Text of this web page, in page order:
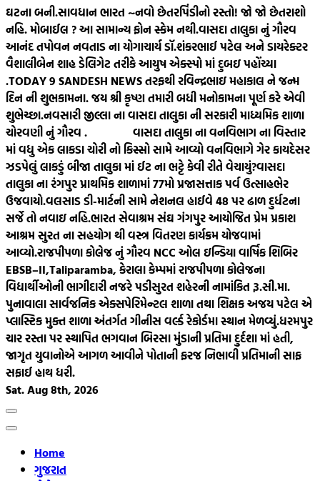
ઘટના બની.સાવધાન ભારત ~નવો છેતરપિંડીનો રસ્તો! જો જો છેતરાશો
નહિ. મોબાઈલ ? આ સામાન્ય ફોન સ્કેમ નથી.વાસદા તાલુકા નું ગૌરવ
આનંદ તપોવન નવતાડ ના યોગાચાર્ય ડૉ.શંકરભાઈ પટેલ અને ડાયરેક્ટર
વૈશાલીબેન શાહ ડેલિગેટ તરીકે આયુષ એક્સ્પો માં દુબઇ પહોંચ્યા
.TODAY 9 SANDESH NEWS તરફથી રવિન્દ્રભાઇ મહાકાલ ને જન્મ
દિન ની શુભકામના. જય શ્રી કૃષ્ણ તમારી બધી મનોકામના પૂર્ણ કરે એવી
શુભેચ્છા.નવસારી જીલ્લા ના વાસદા તાલુકા ની સરકારી માધ્યમિક શાળા
ચોરવણી નું ગૌરવ . વાસદા તાલુકા ના વનવિભાગ ના વિસ્તાર
માં વધુ એક લાકડા ચોરી નો કિસ્સો સામે આવ્યો વનવિભાગે ગેર કાયદેસર
ઝડપેલું લાકડું બીજા તાલુકા માં ઈટ ના ભટ્ટે કેવી રીતે વેચાયું?વાસદા
તાલુકા ના રંગપુર પ્રાથમિક શાળામાં 77મો પ્રજાસત્તાક પર્વ ઉત્સાહભેર
ઉજવાયો.વલસાડ ડી-માર્ટની સામે નેશનલ હાઈવે 48 પર ઢાળ દુર્ધટના
સર્જે તો નવાઇ નહિ.ભારત સેવાશ્રમ સંઘ ગંગપુર આયોજિત પ્રેમ પ્રકાશ
આશ્રમ સુરત ના સહયોગ થી વસ્ત્ર વિતરણ કાર્યક્રમ યોજવામાં
આવ્યો.રાજપીપળા કોલેજ નું ગૌરવ NCC ઓલ ઇન્ડિયા વાર્ષિક શિબિર
EBSB–II,Taliparamba, કેરાલા કેમ્પમાં રાજપીપળા કોલેજના
વિદ્યાર્થીઓની ભાગીદારી નજરે પડીસુરત શહેરની નામાંકિત રૂ.સી.મા.
પુનાવાલા સાર્વજનિક એક્સપેરિમેન્ટલ શાળા તથા શિક્ષક અજય પટેલ એ
પ્લાસ્ટિક મુક્ત શાળા અંતર્ગત ગીનીસ વર્લ્ડ રેકોર્ડમા સ્થાન મેળવ્યું.ધરમપુર
ચાર રસ્તા પર સ્થાપિત ભગવાન બિરસા મુંડાની પ્રતિમા દુર્દશા માં હતી,
જાગૃત યુવાનોએ આગળ આવીને પોતાની ફરજ નિભાવી પ્રતિમાની સાફ
સફાઈ હાથ ધરી.
Sat. Aug 8th, 2026
Home
ગુજરાત